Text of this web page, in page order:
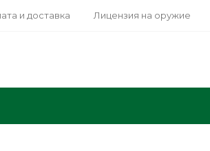
и доставка Лицензия на оружие